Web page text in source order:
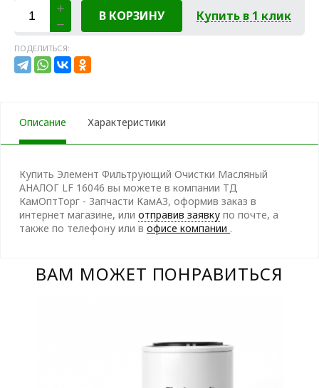
В КОРЗИНУ Купить в 1 клик
ПОДЕЛИТЬСЯ:
Описание Характеристики
Купить Элемент Фильтрующий Очистки Масляный
АНАЛОГ LF 16046 вы можете в компании ТД
КамОптТорг - Запчасти КамАЗ, оформив заказ в
интернет магазине, или отправив заявку по почте, а
также по телефону или в офисе компании .
ВАМ МОЖЕТ ПОНРАВИТЬСЯ